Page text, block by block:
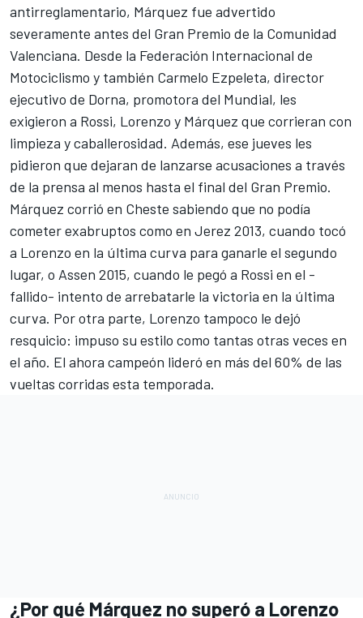
antirreglamentario, Márquez fue advertido
severamente antes del Gran Premio de la Comunidad
Valenciana. Desde la Federación Internacional de
Motociclismo y también Carmelo Ezpeleta, director
ejecutivo de Dorna, promotora del Mundial, les
exigieron a Rossi, Lorenzo y Márquez que corrieran con
limpieza y caballerosidad. Además, ese jueves les
pidieron que dejaran de lanzarse acusaciones a través
de la prensa al menos hasta el final del Gran Premio.
Márquez corrió en Cheste sabiendo que no podía
cometer exabruptos como en Jerez 2013, cuando tocó
a Lorenzo en la última curva para ganarle el segundo
lugar, o Assen 2015, cuando le pegó a Rossi en el -
fallido- intento de arrebatarle la victoria en la última
curva. Por otra parte, Lorenzo tampoco le dejó
resquicio: impuso su estilo como tantas otras veces en
el año. El ahora campeón lideró en más del 60% de las
vueltas corridas esta temporada.
¿Por qué Márquez no superó a Lorenzo